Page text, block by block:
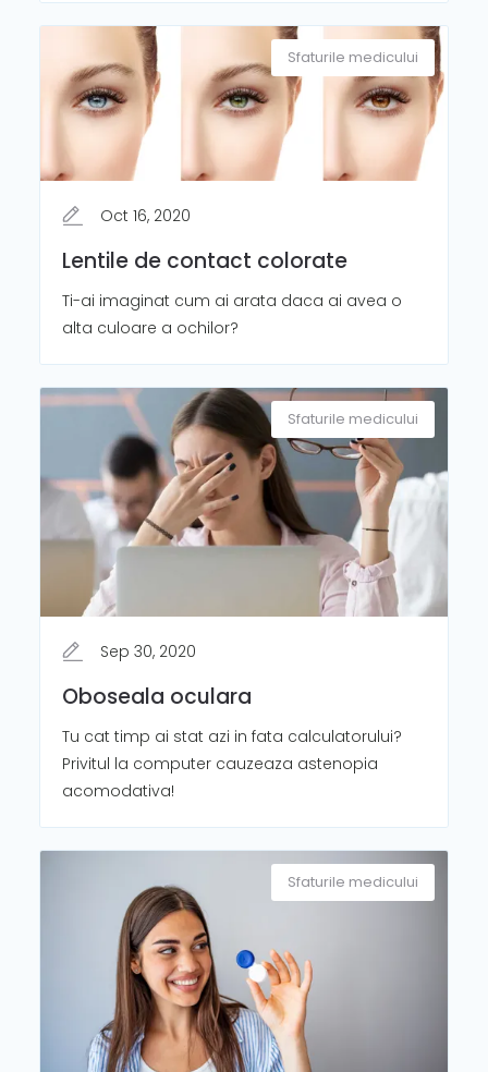
Sfaturile medicului
Oct 16, 2020
Lentile de contact colorate
Ti-ai imaginat cum ai arata daca ai avea o
alta culoare a ochilor?
Sfaturile medicului
Sep 30, 2020
Oboseala oculara
Tu cat timp ai stat azi in fata calculatorului?
Privitul la computer cauzeaza astenopia
acomodativa!
Sfaturile medicului